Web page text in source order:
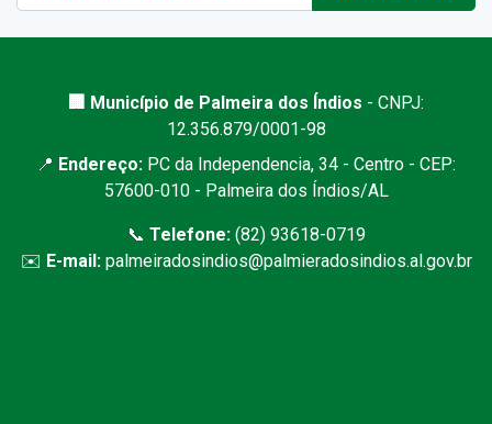
🏢 Município de Palmeira dos Índios - CNPJ:
12.356.879/0001-98
📍 Endereço: PC da Independencia, 34 - Centro - CEP:
57600-010 - Palmeira dos Índios/AL
📞 Telefone:(82) 93618-0719
✉️ E-mail: palmeiradosindios@palmieradosindios.al.gov.br